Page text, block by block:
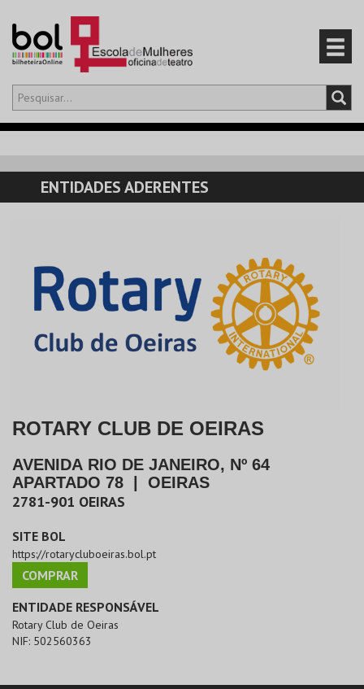
Olá,iniciar sessão
CARRINHO
EVENTOS
PRODUTOS
ENTIDADES ADERENTES
ROTARY CLUB DE OEIRAS
AVENIDA RIO DE JANEIRO, Nº 64
APARTADO 78
OEIRAS
2781-901 OEIRAS
SITE BOL
https://rotarycluboeiras.bol.pt
COMPRAR
ENTIDADE RESPONSÁVEL
Rotary Club de Oeiras
NIF: 502560363